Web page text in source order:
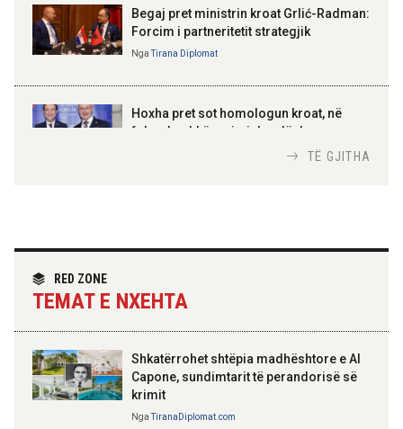
Kosovë!
100-vjetori i themelimit të
Urdhrit të Skënderbeut
Begaj pret ministrin kroat Grlić-Radman:
Forcim i partneritetit strategjik
NgaTirana Diplomat
Hoxha pret sot homologun kroat, në
fokus bashkëpunimi dypalësh
partneritetit strategjik
TË GJITHA
RED ZONE
TEMAT E NXEHTA
Shkatërrohet shtëpia madhështore e Al
Capone, sundimtarit të perandorisë së
krimit
NgaTiranaDiplomat.com